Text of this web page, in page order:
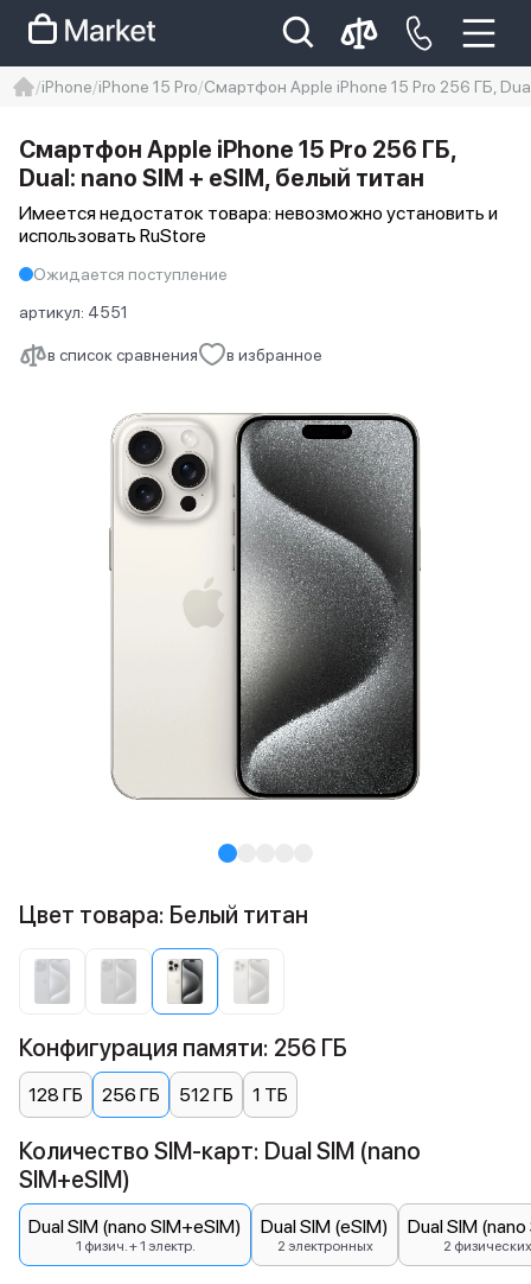
Iphone 14 pro max
айфон 14
iPhone iPhone 15 Pro Смартфон Apple iPhone 15 Pro 256 ГБ,
в список сравнения в избранное
Смартфон Apple iPhone 15 Pro 256 ГБ,
Dual: nano SIM + eSIM, белый титан
Имеется недостаток товара: невозможно установить и
использовать RuStore
Ожидается поступление
артикул: 4551
Цвет товара: Белый титан
Конфигурация памяти: 256 ГБ
128 ГБ 256 ГБ 512 ГБ 1 ТБ
Количество SIM-карт: Dual SIM (nano
SIM+eSIM)
Dual SIM (nano SIM+eSIM)
1 физич. + 1 электр.
Dual SIM (eSIM)
2 электронных
Dual SIM
2 физических